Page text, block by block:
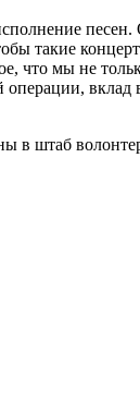
такие
что мы не
в штаб